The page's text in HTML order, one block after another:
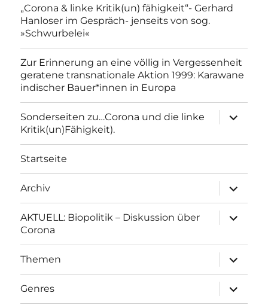
„Corona & linke Kritik(un) fähigkeit“- Gerhard
Hanloser im Gespräch- jenseits von sog.
»Schwurbelei«
Zur Erinnerung an eine völlig in Vergessenheit
geratene transnationale Aktion 1999: Karawane
indischer Bauer*innen in Europa
Sonderseiten zu…Corona und die linke
Kritik(un)Fähigkeit).
anzeigen
Startseite
Archiv
anzeigen
AKTUELL: Biopolitik – Diskussion über
Corona
anzeigen
Themen
anzeigen
Genres
anzeigen